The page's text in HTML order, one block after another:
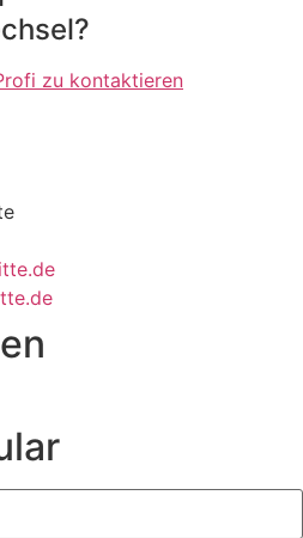
zu kontaktieren